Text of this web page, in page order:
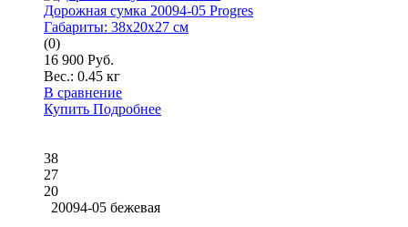
Дорожная сумка 20094-05 Progres
Габариты: 38x20x27 см
(0)
16 900 Руб.
Вес.: 0.45 кг
В сравнение
Купить Подробнее
38
27
20
20094-05 бежевая